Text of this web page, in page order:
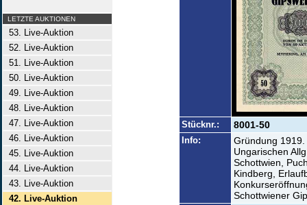
LETZTE AUKTIONEN
53. Live-Auktion
52. Live-Auktion
51. Live-Auktion
50. Live-Auktion
49. Live-Auktion
48. Live-Auktion
47. Live-Auktion
46. Live-Auktion
45. Live-Auktion
44. Live-Auktion
43. Live-Auktion
42. Live-Auktion
Stücknr.: 8001-50
Info:
Gründung
Ungarischen
Schottwien,
Kindberg,
Schottwiener